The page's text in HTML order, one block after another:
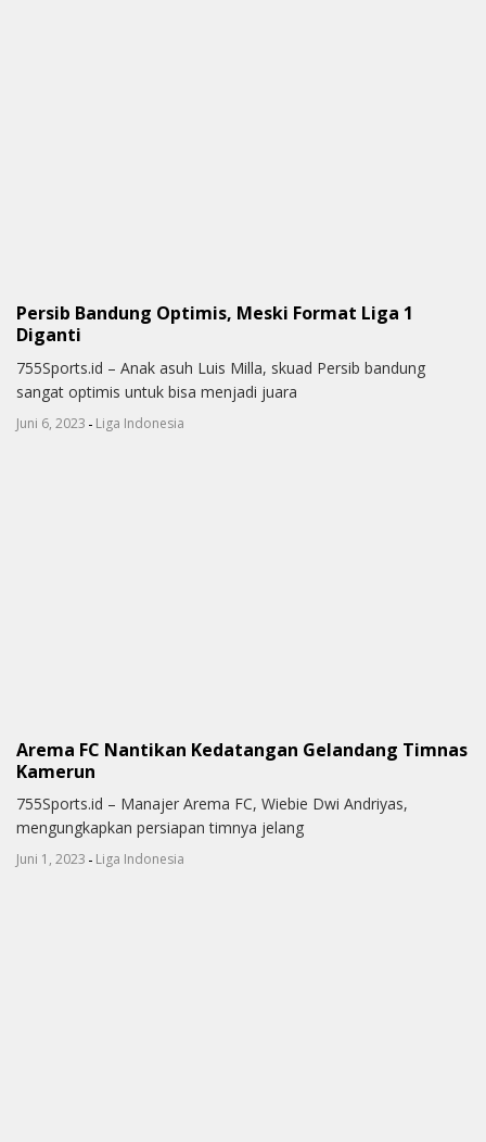
Persib Bandung Optimis, Meski Format Liga 1
Diganti
755Sports.id – Anak asuh Luis Milla, skuad Persib bandung
sangat optimis untuk bisa menjadi juara
Juni 6, 2023 - Liga Indonesia
Arema FC Nantikan Kedatangan Gelandang Timnas
Kamerun
755Sports.id – Manajer Arema FC, Wiebie Dwi Andriyas,
mengungkapkan persiapan timnya jelang
Juni 1, 2023 - Liga Indonesia